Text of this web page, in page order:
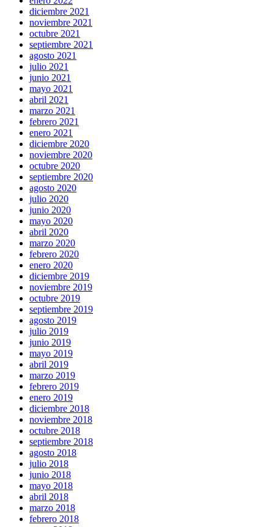
diciembre 2021
noviembre 2021
octubre 2021
septiembre 2021
agosto 2021
julio 2021
junio 2021
mayo 2021
abril 2021
marzo 2021
febrero 2021
enero 2021
diciembre 2020
noviembre 2020
octubre 2020
septiembre 2020
agosto 2020
julio 2020
junio 2020
mayo 2020
abril 2020
marzo 2020
febrero 2020
enero 2020
diciembre 2019
noviembre 2019
octubre 2019
septiembre 2019
agosto 2019
julio 2019
junio 2019
mayo 2019
abril 2019
marzo 2019
febrero 2019
enero 2019
diciembre 2018
noviembre 2018
octubre 2018
septiembre 2018
agosto 2018
julio 2018
junio 2018
mayo 2018
abril 2018
marzo 2018
febrero 2018